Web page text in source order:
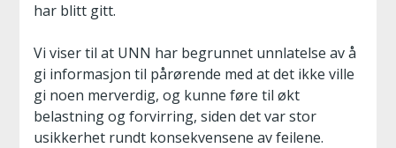
har blitt gitt.
Vi viser til at UNN har begrunnet unnlatelse av å
gi informasjon til pårørende med at det ikke ville
gi noen merverdig, og kunne føre til økt
belastning og forvirring, siden det var stor
usikkerhet rundt konsekvensene av feilene.